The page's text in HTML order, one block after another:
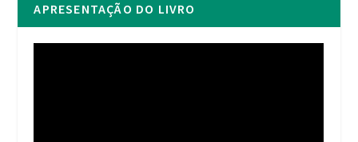
APRESENTAÇÃO DO LIVRO